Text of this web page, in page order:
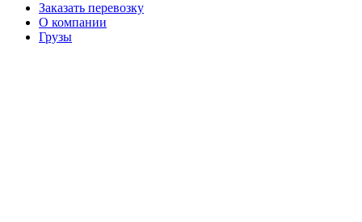
Заказать перевозку
О компании
Грузы